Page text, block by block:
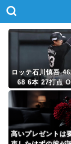
ロッテ石川慎吾
68 6本 27打点
高いプレゼントは